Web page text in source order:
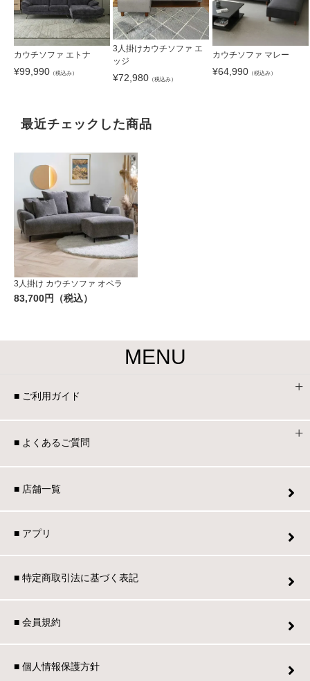
カウチソファ エトナ
¥99,990 （税込み）
3人掛けカウチソファ エ
ッジ
¥72,980 （税込み）
カウチソファ マレー
¥64,990（税込み）
最近チェックした商品
3人掛け カウチソファ オペラ
83,700円（税込）
MENU
■ ご利用ガイド
■ よくあるご質問
■ 店舗一覧
■ アプリ
■ 特定商取引法に基づく表記
■ 会員規約
■ 個人情報保護方針